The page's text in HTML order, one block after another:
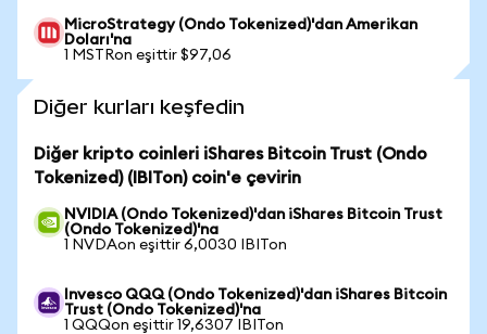
MicroStrategy (Ondo Tokenized)'dan Amerikan
Doları'na
1 MSTRon eşittir $97,06
Diğer kurları keşfedin
Diğer kripto coinleri iShares Bitcoin Trust (Ondo
Tokenized) (IBITon) coin'e çevirin
NVIDIA (Ondo Tokenized)'dan iShares Bitcoin Trust
(Ondo Tokenized)'na
1 NVDAon eşittir 6,0030 IBITon
Invesco QQQ (Ondo Tokenized)'dan iShares Bitcoin
Trust (Ondo Tokenized)'na
1 QQQon eşittir 19,6307 IBITon